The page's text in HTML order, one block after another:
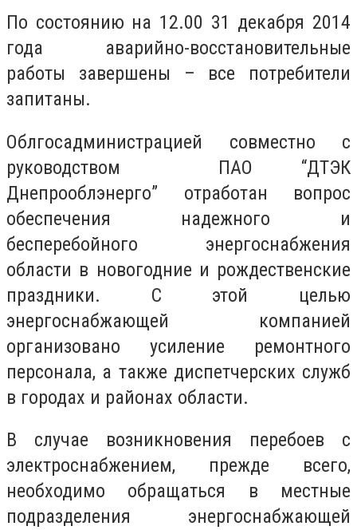
По состоянию на 12.00 31 декабря 2014
года аварийно-восстановительные
работы завершены – все потребители
запитаны.
Облгосадминистрацией совместно с
руководством ПАО “ДТЭК
Днепрооблэнерго” отработан вопрос
обеспечения надежного и
бесперебойного энергоснабжения
области в новогодние и рождественские
праздники. С этой целью
энергоснабжающей компанией
организовано усиление ремонтного
персонала, а также диспетчерских служб
в городах и районах области.
В случае возникновения перебоев с
электроснабжением, прежде всего,
необходимо обращаться в местные
подразделения энергоснабжающей